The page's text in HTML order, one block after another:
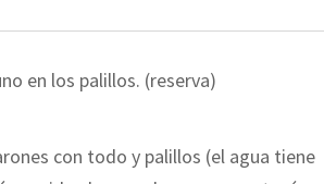
en los palillos. (reserva)
con todo y palillos (el agua tiene